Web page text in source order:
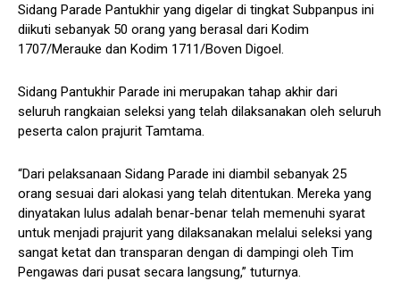
Sidang Parade Pantukhir yang digelar di tingkat Subpanpus ini
diikuti sebanyak 50 orang yang berasal dari Kodim
1707/Merauke dan Kodim 1711/Boven Digoel.
Sidang Pantukhir Parade ini merupakan tahap akhir dari
seluruh rangkaian seleksi yang telah dilaksanakan oleh seluruh
peserta calon prajurit Tamtama.
“Dari pelaksanaan Sidang Parade ini diambil sebanyak 25
orang sesuai dari alokasi yang telah ditentukan. Mereka yang
dinyatakan lulus adalah benar-benar telah memenuhi syarat
untuk menjadi prajurit yang dilaksanakan melalui seleksi yang
sangat ketat dan transparan dengan di dampingi oleh Tim
Pengawas dari pusat secara langsung,” tuturnya.